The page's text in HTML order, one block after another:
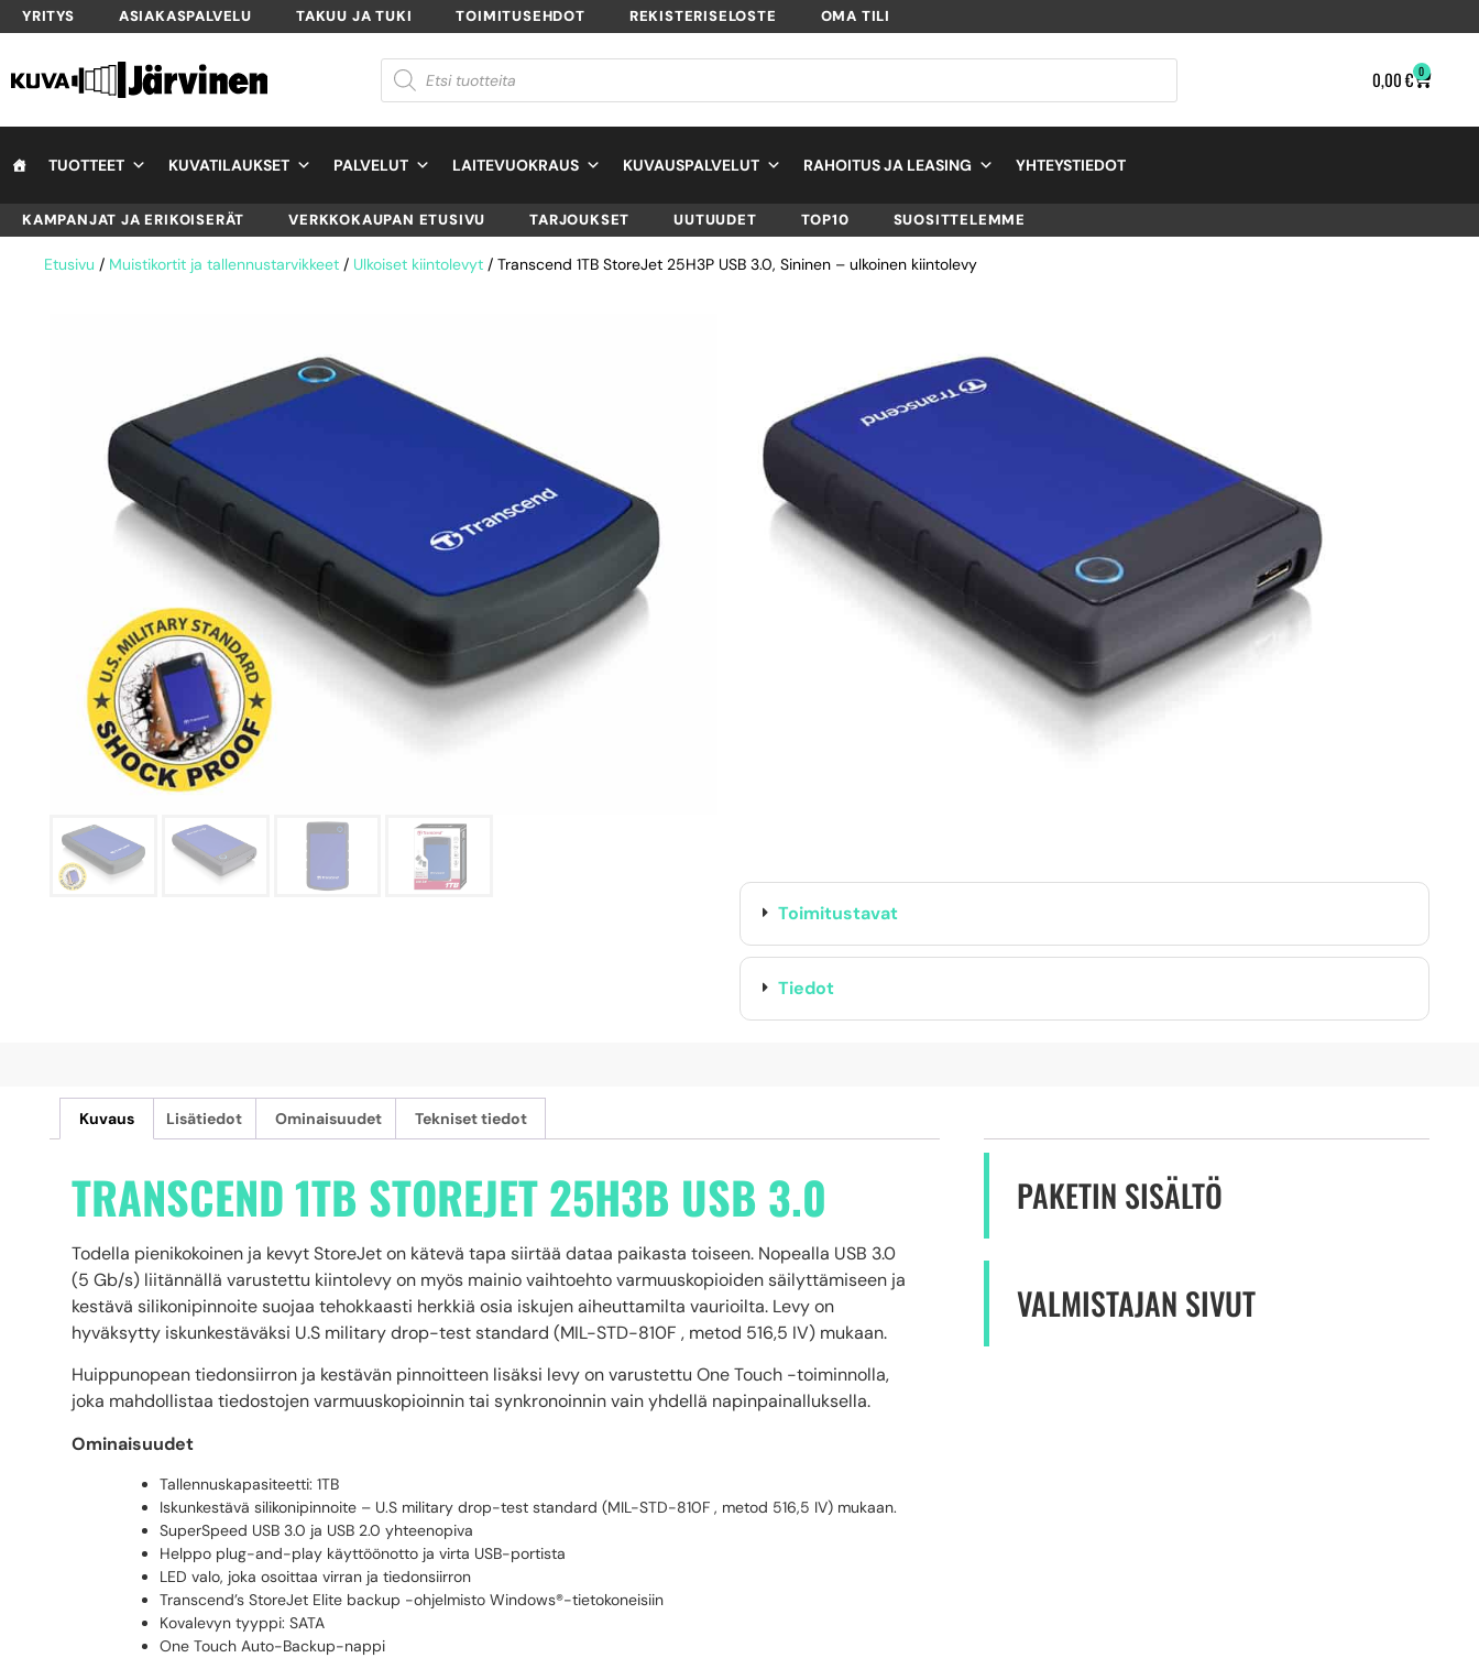
YRITYS ASIAKASPALVELU TAKUU JA TUKI TOIMITUSEHDOT REKISTERISELOSTE OMA TILI
0,00€ 0
TUOTTEET KUVATILAUKSET PALVELUT LAITEVUOKRAUS KUVAUSPALVELUT RAHOITUS JA LEASING YHTEYSTIEDOT
KAMPANJAT JA ERIKOISERÄT VERKKOKAUPAN ETUSIVU TARJOUKSET UUTUUDET TOP10 SUOSITTELEMME
Etusivu / Muistikortit ja tallennustarvikkeet / Ulkoiset kiintolevyt / Transcend 1TB StoreJet 25H3P USB 3.0, Sininen – ulkoinen kiintolevy
STOREJET 25H3P USB
3.0, SININEN –
ULKOINEN KIINTOLEVY
SKU TS1TSJ25H3B
TUOTTEEN SAATAVUUS
Loppuunmyyty.
10 kpl varastossa.
Toimitustavat
Tiedot
Kuvaus Lisätiedot Ominaisuudet Tekniset tiedot
TRANSCEND 1TB STOREJET 25H3B USB 3.0
Todella pienikokoinen ja kevyt StoreJet on kätevä tapa siirtää dataa paikasta toiseen. Nopealla USB 3.0
(5 Gb/s) liitännällä varustettu kiintolevy on myös mainio vaihtoehto varmuuskopioiden säilyttämiseen ja
kestävä silikonipinnoite suojaa tehokkaasti herkkiä osia iskujen aiheuttamilta vaurioilta. Levy on
hyväksytty iskunkestäväksi U.S military drop-test standard (MIL-STD-810F , metod 516,5 IV) mukaan.
Huippunopean tiedonsiirron ja kestävän pinnoitteen lisäksi levy on varustettu One Touch -toiminnolla,
joka mahdollistaa tiedostojen varmuuskopioinnin tai synkronoinnin vain yhdellä napinpainalluksella.
Ominaisuudet
Tallennuskapasiteetti: 1TB
Iskunkestävä silikonipinnoite – U.S military drop-test standard (MIL-STD-810F , metod 516,5 IV) mukaan.
SuperSpeed USB 3.0 ja USB 2.0 yhteenopiva
Helppo plug-and-play käyttöönotto ja virta USB-portista
LED valo, joka osoittaa virran ja tiedonsiirron
Transcend’s StoreJet Elite backup -ohjelmisto Windows®-tietokoneisiin
Kovalevyn tyyppi: SATA
One Touch Auto-Backup-nappi
PAKETIN SISÄLTÖ
VALMISTAJAN SIVUT